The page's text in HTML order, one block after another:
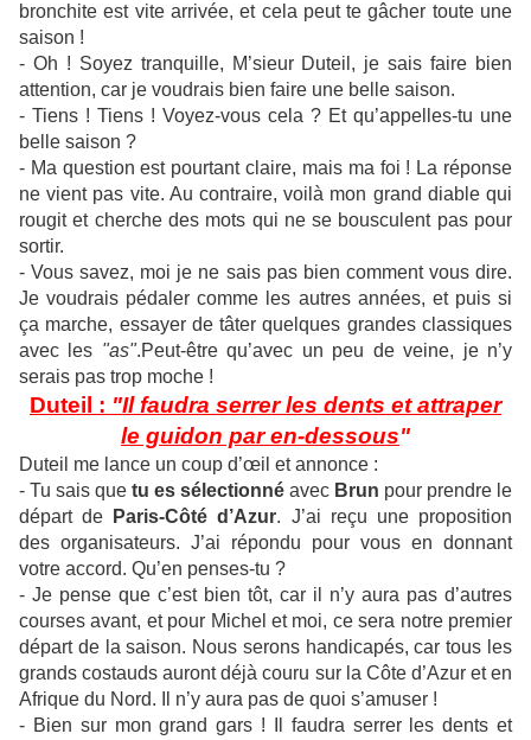
bronchite est vite arrivée, et cela peut te gâcher toute une
saison !
- Oh ! Soyez tranquille, M’sieur Duteil, je sais faire bien
attention, car je voudrais bien faire une belle saison.
- Tiens ! Tiens ! Voyez-vous cela ? Et qu’appelles-tu une
belle saison ?
- Ma question est pourtant claire, mais ma foi ! La réponse
ne vient pas vite. Au contraire, voilà mon grand diable qui
rougit et cherche des mots qui ne se bousculent pas pour
sortir.
- Vous savez, moi je ne sais pas bien comment vous dire.
Je voudrais pédaler comme les autres années, et puis si
ça marche, essayer de tâter quelques grandes classiques
avec les "as".Peut-être qu’avec un peu de veine, je n’y
serais pas trop moche !
Duteil : "Il faudra serrer les dents et attraper
le guidon par en-dessous"
Duteil me lance un coup d’œil et annonce :
- Tu sais que tu es sélectionné avec Brun pour prendre le
départ de
Paris-Côté d’Azur. J’ai reçu une proposition
des organisateurs. J’ai répondu pour vous en donnant
votre accord. Qu’en penses-tu ?
- Je pense que c’est bien tôt, car il n’y aura pas d’autres
courses avant, et pour Michel et moi, ce sera notre premier
départ de la saison. Nous serons handicapés, car tous les
grands costauds auront déjà couru sur la Côte d’Azur et en
Afrique du Nord. Il n’y aura pas de quoi s’amuser !
- Bien sur mon grand gars ! Il faudra serrer les dents et